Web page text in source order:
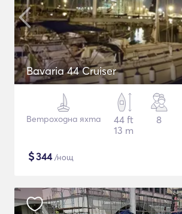
Bavaria 44 Cruiser
Ветроходна яхта
44 ft
13 m
8
$344/нощ